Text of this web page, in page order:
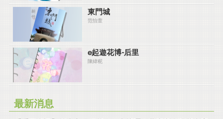
東門城
范怡萱
e起遊花博-后里
陳緯秜
最新消息